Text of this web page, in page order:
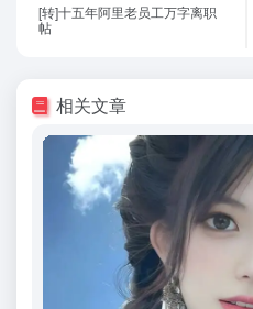
[转]十五年阿里老员工万字离职
帖
相关文章